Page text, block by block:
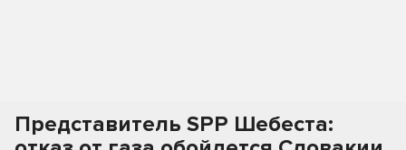
Представитель SPP Шебеста: